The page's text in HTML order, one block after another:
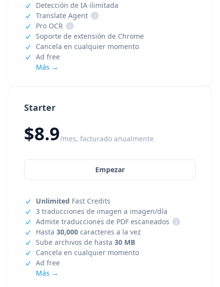
Starter
$8.9/mes, facturado anualmente
Empezar
Unlimited Fast Credits
3 traducciones de imagen a imagen/día
Admite traducciones de PDF escaneados
i
Hasta 30,000 caracteres a la vez
Sube archivos de hasta 30 MB
Cancela en cualquier momento
Ad free
Más →
Detección de IA ilimitada
Translate Agent
i
Pro OCR
i
Soporte de extensión de Chrome
Cancela en cualquier momento
Ad free
Más →